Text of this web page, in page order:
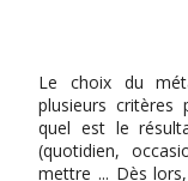
Le choix du
plusieurs critères
quel est le
(quotidien,
mettre ... Dès